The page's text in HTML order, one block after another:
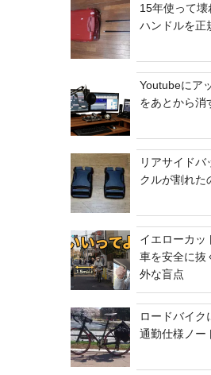
15年使って壊
ハンドルを正
Youtubeにア
をあとから消
リアサイドバ
クルが割れた
イエローカッ
車を安全に抜
外な盲点
ロードバイク
通勤仕様ノー